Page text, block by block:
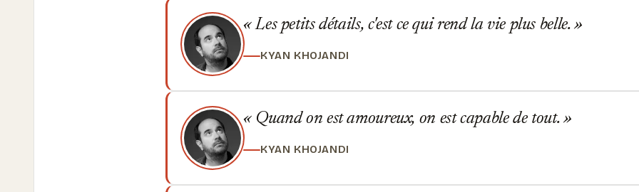
Les petits détails, c'est ce qui rend la vie plus belle.
KYAN KHOJANDI
Quand on est amoureux, on est capable de tout.
KYAN KHOJANDI